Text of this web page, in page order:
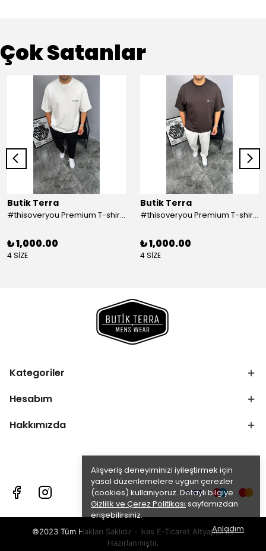
Alışveriş deneyiminizi iyileştirmek için
yasal düzenlemelere uygun çerezler
(cookies) kullanıyoruz. Detaylı bilgiye
Gizlilik ve Çerez Politikası sayfamızdan
erişebilirsiniz.
Anladım
Çok Satanlar
Butik Terra
#thisoveryou Premium T-shirt Beyaz
₺ 1,000.00
4 SİZE
Butik Terra
#thisoveryou Premium T-shirt Kahve
₺ 1,000.00
4 SİZE
Kategoriler
Hesabım
Hakkımızda
©2023 Tüm Hakları Saklıdır - ikas E-Ticaret Altyapısı ile
Hazırlanmıştır.